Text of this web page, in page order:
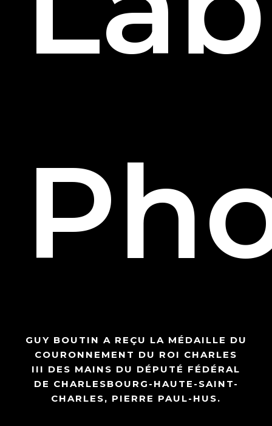
GUY BOUTIN A REÇU LA MÉDAILLE DU
COURONNEMENT DU ROI CHARLES
III DES MAINS DU DÉPUTÉ FÉDÉRAL
DE CHARLESBOURG-HAUTE-SAINT-
CHARLES, PIERRE PAUL-HUS.